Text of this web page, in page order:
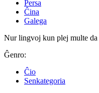
Persa
Ĉina
Galega
Nur lingvoj kun plej multe da
Ĝenro:
Ĉio
Senkategoria